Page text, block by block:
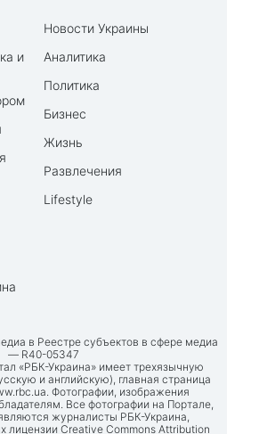
и
Новости Украины
Аналитика
Политика
Бизнес
Жизнь
Развлечения
Lifestyle
в Реестре субъектов в сфере медиа
— R40-05347
«РБК-Украина» имеет трехязычную
и английскую), главная страница
. Фотографии, изображения
Все фотографии на Портале,
журналисты РБК-Украина,
лицензии Creative Commons Attribution